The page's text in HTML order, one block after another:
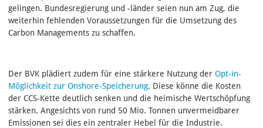
gelingen. Bundesregierung und -länder seien nun am Zug, die
weiterhin fehlenden Voraussetzungen für die Umsetzung des
Carbon Managements zu schaffen.
Der BVK plädiert zudem für eine stärkere Nutzung der Opt-in-
Möglichkeit zur Onshore-Speicherung. Diese könne die Kosten
der CCS-Kette deutlich senken und die heimische Wertschöpfung
stärken. Angesichts von rund 50 Mio. Tonnen unvermeidbarer
Emissionen sei dies ein zentraler Hebel für die Industrie.